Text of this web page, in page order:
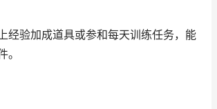
经验加成道具或参和每天训练任务，能
。